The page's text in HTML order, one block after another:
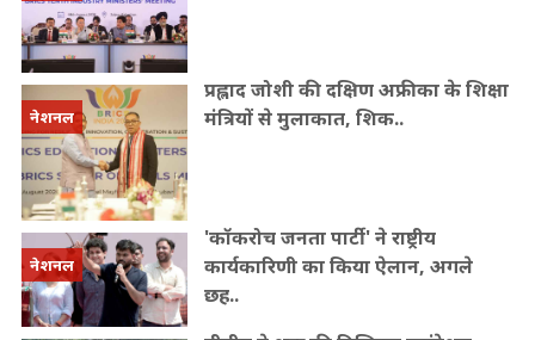
नेशनल
प्रह्लाद जोशी की दक्षिण अफ्रीका के शिक्षा
मंत्रियों से मुलाकात, शिक..
नेशनल
'कॉकरोच जनता पार्टी' ने राष्ट्रीय
कार्यकारिणी का किया ऐलान, अगले
छह..